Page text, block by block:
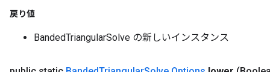
戻り値
BandedTriangularSolve の新しいインスタンス